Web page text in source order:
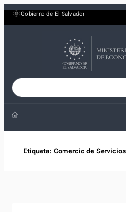
SaltarGobierno de El Salvador
Buscar
el
Etiqueta: Comercio de Servicios